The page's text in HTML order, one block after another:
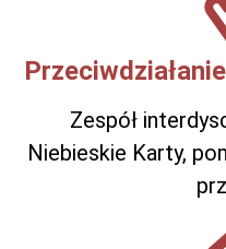
Zespół
Niebieskie Karty,